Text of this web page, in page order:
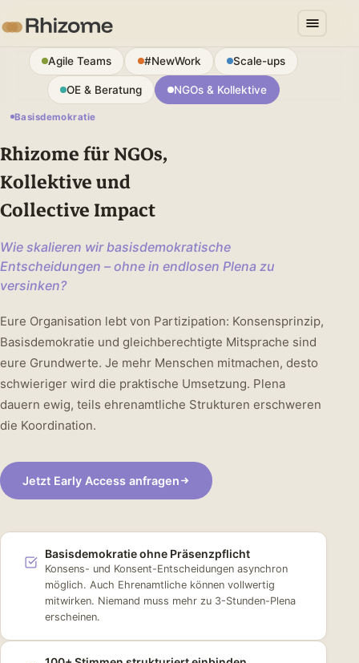
Agile Teams #NewWork Scale-ups
OE & Beratung NGOs & Kollektive
Basisdemokratie
Rhizome für NGOs,
Kollektive und
Collective Impact
Wie skalieren wir basisdemokratische
Entscheidungen – ohne in endlosen Plena zu
versinken?
Eure Organisation lebt von Partizipation: Konsensprinzip,
Basisdemokratie und gleichberechtigte Mitsprache sind
eure Grundwerte. Je mehr Menschen mitmachen, desto
schwieriger wird die praktische Umsetzung. Plena
dauern ewig, teils ehrenamtliche Strukturen erschweren
die Koordination.
Jetzt Early Access anfragen
Basisdemokratie ohne Präsenzpflicht
Konsens- und Konsent-Entscheidungen asynchron
möglich. Auch Ehrenamtliche können vollwertig
mitwirken. Niemand muss mehr zu 3-Stunden-Plena
erscheinen.